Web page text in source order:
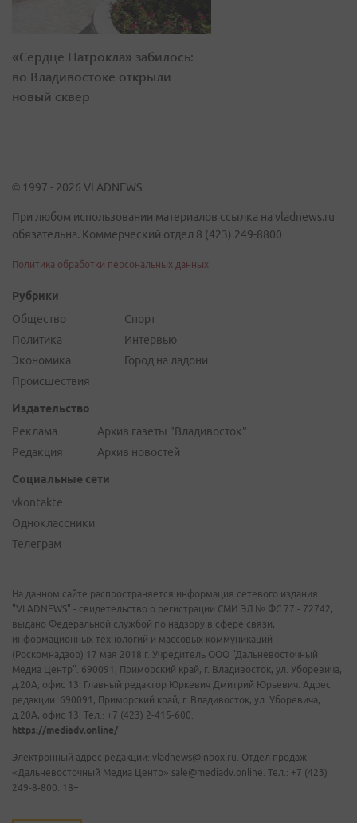
«Сердце Патрокла» забилось:
во Владивостоке открыли
новый сквер
© 1997 - 2026 VLADNEWS
При любом использовании материалов ссылка на vladnews.ru
обязательна. Коммерческий отдел 8 (423) 249-8800
Политика обработки персональных данных
Рубрики
Общество
Политика
Экономика
Происшествия
Спорт
Интервью
Город на ладони
Издательство
Реклама
Редакция
Архив газеты "Владивосток"
Архив новостей
Социальные сети
vkontakte
Одноклассники
Телеграм
На данном сайте распространяется информация сетевого издания
"VLADNEWS" - свидетельство о регистрации СМИ ЭЛ № ФС 77 - 72742,
выдано Федеральной службой по надзору в сфере связи,
информационных технологий и массовых коммуникаций
(Роскомнадзор) 17 мая 2018 г. Учредитель ООО "Дальневосточный
Медиа Центр". 690091, Приморский край, г. Владивосток, ул. Уборевича,
д.20А, офис 13. Главный редактор Юркевич Дмитрий Юрьевич. Адрес
редакции: 690091, Приморский край, г. Владивосток, ул. Уборевича,
д.20А, офис 13. Тел.: +7 (423) 2-415-600.
https://mediadv.online/
Электронный адрес редакции: vladnews@inbox.ru. Отдел продаж
«Дальневосточный Медиа Центр» sale@mediadv.online. Тел.: +7 (423)
249-8-800. 18+